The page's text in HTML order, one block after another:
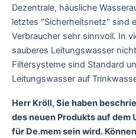
Dezentrale, häusliche
letztes "Sicherheitsnetz" sind
Verbraucher sehr sinnvoll. In
sauberes Leitungswasser
Filtersysteme sind Standard
Leitungswasser auf
Herr Kröll, Sie haben
des neuen Produkts auf
für De.mem sein wird.